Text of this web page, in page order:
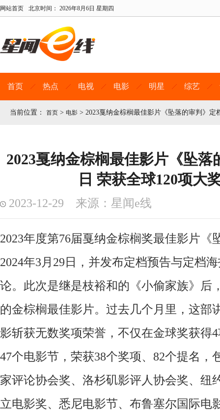
网站首页 北京时间： 2026年8月6日 星期四
首页 热点 电视 电影 明星 综艺
当前位置： 首页 > 电影 > 2023戛纳金棕榈最佳影片《坠落的审判》定
2023戛纳金棕榈最佳影片《坠落
日 荣获全球120项大
2023-12-29 来源：星闻e线
2023年度第76届戛纳金棕榈奖最佳影片《
2024年3 月 29 日 ，并发布定档预告与定档
论。此次是继是枝裕和的《小偷家族》后
的金棕榈最佳影片。过去几个月里，这部
影斩获无数奖项荣誉，不仅在金球奖获得
47个电影节，荣获38个奖项、82个提名，
家评论协会奖、洛杉矶影评人协会奖、纽
立电影奖、 悉尼电影节、布鲁塞尔国际电